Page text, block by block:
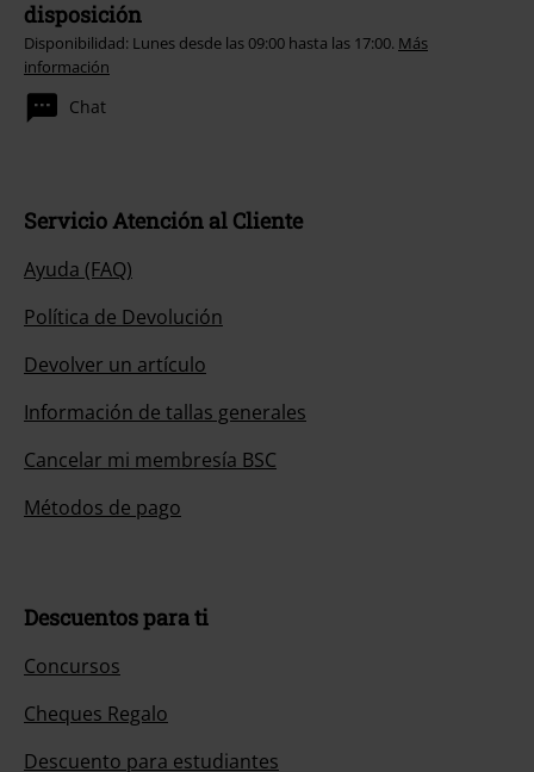
disposición
Disponibilidad: Lunes desde las 09:00 hasta las 17:00. Más
información
Chat
Servicio Atención al Cliente
Ayuda (FAQ)
Política de Devolución
Devolver un artículo
Información de tallas generales
Cancelar mi membresía BSC
Métodos de pago
Descuentos para ti
Concursos
Cheques Regalo
Descuento para estudiantes